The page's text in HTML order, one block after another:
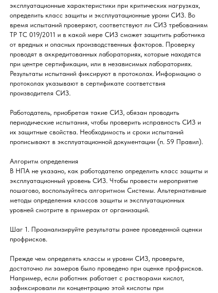
эксплуатационные характеристики при критических нагрузках,
определить класс защиты и эксплуатационные урони СИЗ. Во
время испытаний проверяют, соответствуют ли СИЗ требованиям
ТР ТС 019/2011 и в какой мере СИЗ сможет защитить работника
от вредных и опасных производственных факторов. Проверку
проводят в аккредитованных лабораториях, которые находятся
при центре сертификации, или в независимых лабораториях.
Результаты испытаний фиксируют в протоколах. Информацию о
протоколах указывают в сертификате соответствия
производителя СИЗ.
Работодатель, приобретая такие СИЗ, обязан проводить
периодические испытания, чтобы проверить исправность СИЗ и
их защитные свойства. Необходимость и сроки испытаний
прописывают в эксплуатационной документации (п. 59 Правил).
Алгоритм определения
В НПА не указано, как работодателю определить класс защиты и
эксплуатационный уровень СИЗ. Чтобы провести мероприятие
пошагово, воспользуйтесь алгоритмом Системы. Альтернативные
методы определения классов защиты и эксплуатационных
уровней смотрите в примерах от организаций.
Шаг 1. Проанализируйте результаты ранее проведенной оценки
профрисков.
Прежде чем определять классы и уровни СИЗ, проверьте,
достаточно ли замеров было проведено при оценке профрисков.
Например, если работник работает с растворами кислот,
зафиксировали ли концентрацию этой кислоты при